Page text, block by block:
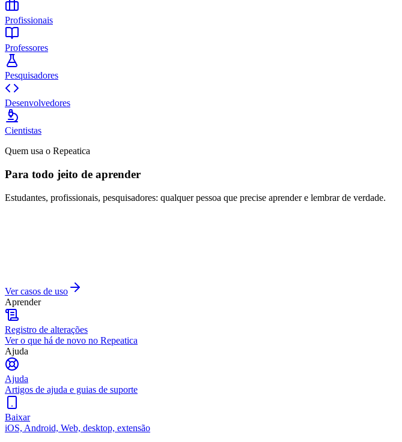
Profissionais
Professores
Pesquisadores
Desenvolvedores
Cientistas
Quem usa o Repeatica
Para todo jeito de aprender
Estudantes, profissionais, pesquisadores: qualquer pessoa que precise aprender e lembrar de verdade.
Ver casos de uso
Aprender
Registro de alterações
Ver o que há de novo no Repeatica
Ajuda
Ajuda
Artigos de ajuda e guias de suporte
Baixar
iOS, Android, Web, desktop, extensão